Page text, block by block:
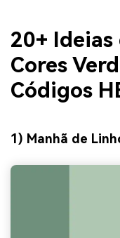
20+ Ideias
Cores
Códigos
1) Manhã de